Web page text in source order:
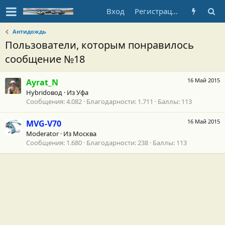
Вход Регистрация
Антидождь
Пользователи, которым понравилось
сообщение №18
16 Май 2015
Ayrat_N
Hybridовод · ИзУфа
Сообщения 4.082 Благодарности 1.711 Баллы 113
16 Май 2015
MVG-V70
Moderator · Из Москва
Сообщения 1.680 Благодарности 238 Баллы 113